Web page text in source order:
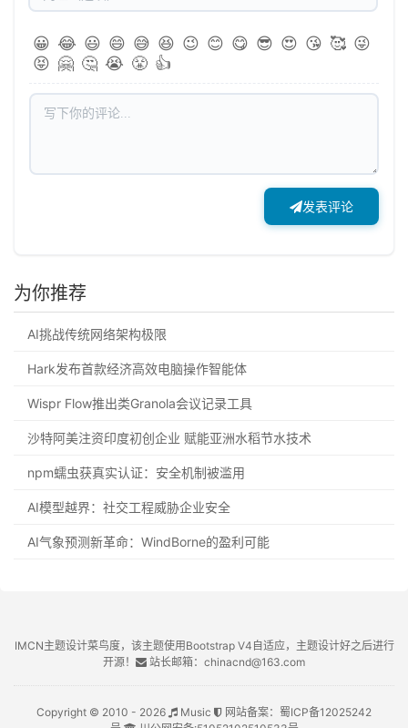
😀 😂 😃 😄 😅 😆 😉 😊 😋 😎 😍 😘 🥰 😜
😝 🤗 🤔 😭 😤 👍
发表评论
为你推荐
AI挑战传统网络架构极限
Hark发布首款经济高效电脑操作智能体
Wispr Flow推出类Granola会议记录工具
沙特阿美注资印度初创企业 赋能亚洲水稻节水技术
npm蠕虫获真实认证：安全机制被滥用
AI模型越界：社交工程威胁企业安全
AI气象预测新革命：WindBorne的盈利可能
IMCN主题设计菜鸟度，该主题使用Bootstrap V4自适应，主题设计好之后进行
开源！
站长邮箱：chinacnd@163.com
Copyright © 2010 - 2026 Music 网站备案： 蜀ICP备12025242